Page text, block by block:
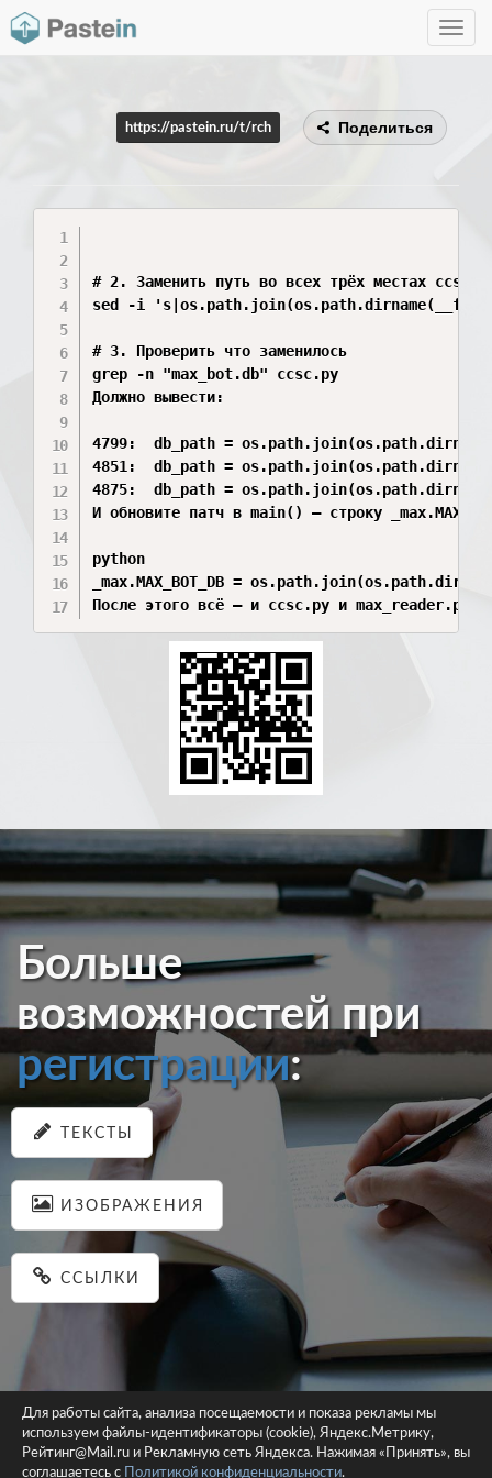
Toggle
https://pastein.ru/t/rch Поделиться
# 2. Заменить путь во всех трёх местах
sed -i
# 3. Проверить что заменилось
grep -n "max_bot.db" ccsc.py
Должно вывести:
4799:  db_path =
4851:  db_path =
4875:  db_path =
И обновите патч в main() — строку
python
_max.MAX_BOT_DB =
После этого всё — и ccsc.py и max_reader.py
Больше
возможностей при
регистрации:
ТЕКСТЫ
ИЗОБРАЖЕНИЯ
ССЫЛКИ
© 2026 pastein.ru |Пользовательское соглашение|Политика
конфиденциальности
Для работы сайта, анализа посещаемости и показа рекламы мы
используем файлы-идентификаторы (cookie), Яндекс.Метрику,
Рейтинг@Mail.ru и Рекламную сеть Яндекса. Нажимая «Принять», вы
соглашаетесь с
Политикой конфиденциальности.